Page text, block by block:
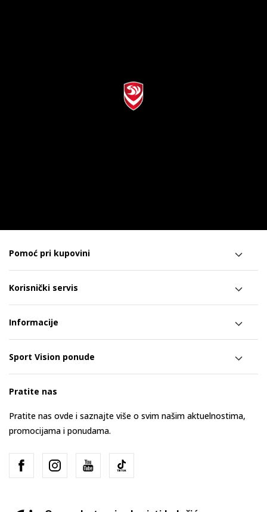
Pomoć pri kupovini
Korisnički servis
Informacije
Sport Vision ponude
Pratite nas
Pratite nas ovde i saznajte više o svim našim aktuelnostima,
promocijama i ponudama.